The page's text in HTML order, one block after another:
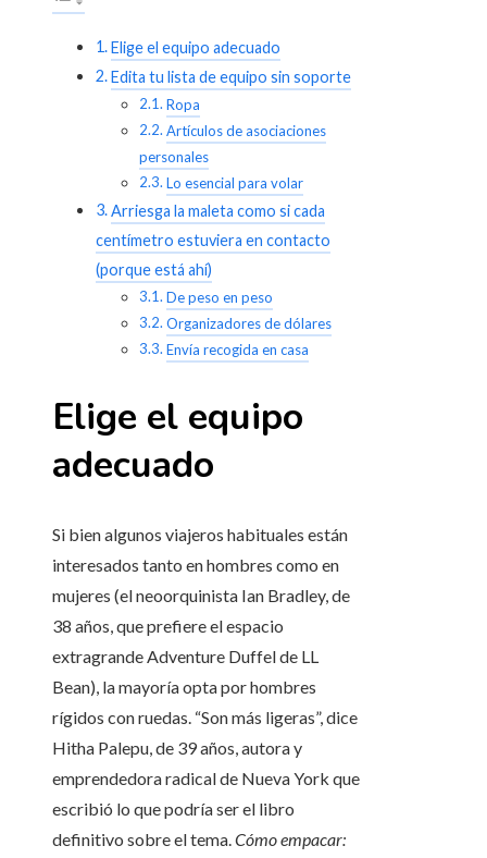
Elige el equipo adecuado
Edita tu lista de equipo sin soporte
Ropa
Artículos de asociaciones
personales
Lo esencial para volar
Arriesga la maleta como si cada
centímetro estuviera en contacto
(porque está ahí)
De peso en peso
Organizadores de dólares
Envía recogida en casa
Elige el equipo
adecuado
Si bien algunos viajeros habituales están
interesados ​​tanto en hombres como en
mujeres (el neoorquinista Ian Bradley, de
38 años, que prefiere el espacio
extragrande Adventure Duffel de LL
Bean), la mayoría opta por hombres
rígidos con ruedas. “Son más ligeras”, dice
Hitha Palepu, de 39 años, autora y
emprendedora radical de Nueva York que
escribió lo que podría ser el libro
definitivo sobre el tema.Cómo empacar: